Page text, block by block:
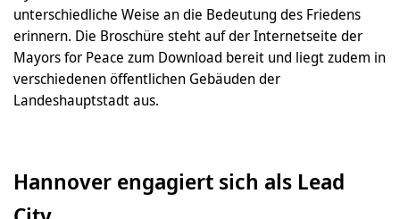
unterschiedliche Weise an die Bedeutung des Friedens
erinnern. Die Broschüre steht auf der Internetseite der
Mayors for Peace zum Download bereit und liegt zudem in
verschiedenen öffentlichen Gebäuden der
Landeshauptstadt aus.
Hannover engagiert sich als Lead